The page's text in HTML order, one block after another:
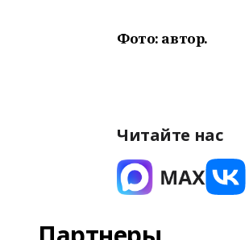
Фото: автор.
Читайте нас